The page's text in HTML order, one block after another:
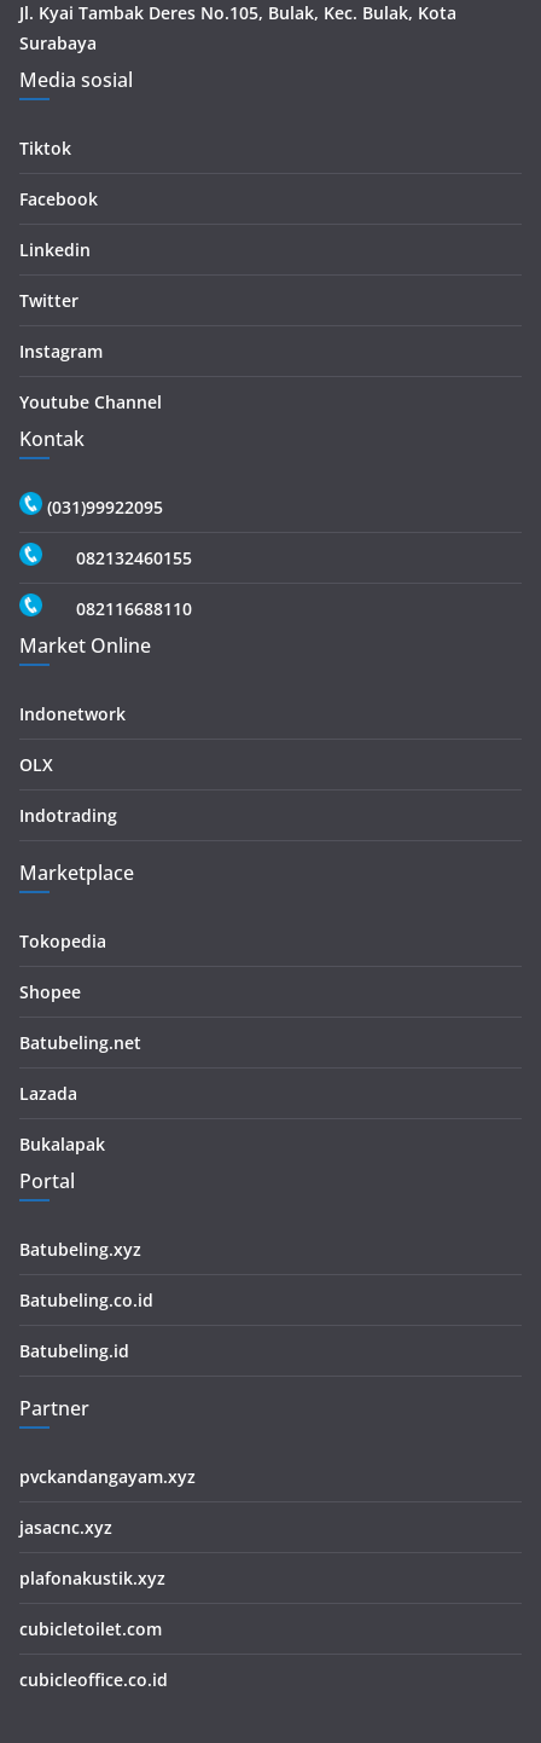
Jl. Kyai Tambak Deres No.105, Bulak, Kec. Bulak, Kota
Surabaya
Media sosial
Tiktok
Facebook
Linkedin
Twitter
Instagram
Youtube Channel
Kontak
(031)99922095
082132460155
082116688110
Market Online
Indonetwork
OLX
Indotrading
Marketplace
Tokopedia
Shopee
Batubeling.net
Lazada
Bukalapak
Portal
Batubeling.xyz
Batubeling.co.id
Batubeling.id
Partner
pvckandangayam.xyz
jasacnc.xyz
plafonakustik.xyz
cubicletoilet.com
cubicleoffice.co.id